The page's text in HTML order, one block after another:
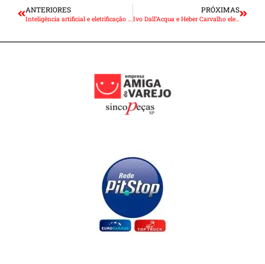
ANTERIORES PRÓXIMAS
Ivo Dall’Acqua e Heber Carvalho eleitos presidente e diretor efetivo da FecomercioSP